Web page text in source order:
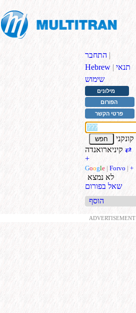
התחבר |
Hebrew | תנאי
שימוש
מילונים
הפורום
פרטי הקשר
קונקני
⇄ קיניארואנדה
+
Google | Forvo | +
לא נמצא
שאל בפורום
הוסף
ADVERTISEMENT